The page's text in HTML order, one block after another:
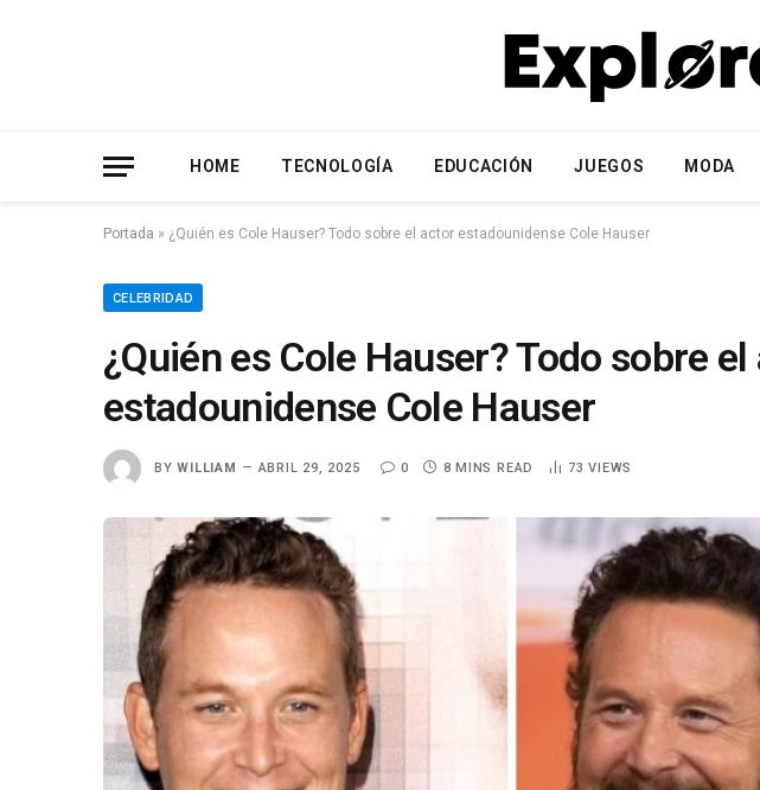
HOME TECNOLOGÍA EDUCACIÓN JUEGOS MODA
Portada » ¿Quién es Cole Hauser? Todo sobre el actor estadounidense Cole Hauser
CELEBRIDAD
¿Quién es Cole Hauser? Todo sobre
estadounidense Cole Hauser
BY WILLIAM ABRIL 29, 2025 0 8 MINS READ 73VIEWS